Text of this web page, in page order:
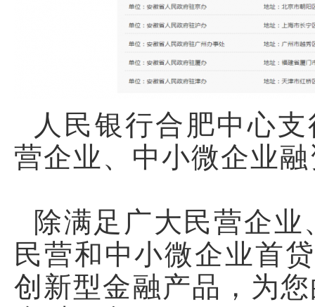
人民银行合肥中心
营企业、中小微企业
除满足广大民营企
民营和中小微企业首
创新型金融产品，为